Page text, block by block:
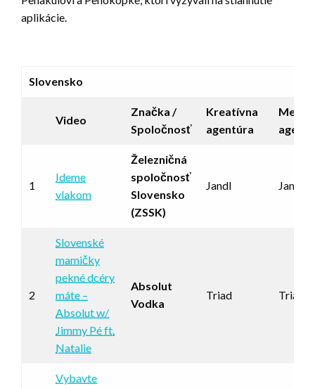
aplikácie.
Slovensko
Video
Značka /
Spoločnosť
Kreatívna
agentúra
1
Ideme
vlakom
Železničná
spoločnosť
Slovensko
(ZSSK)
Jandl Jandl
2
Slovenské
mamičky
pekné dcéry
máte –
Absolut w/
Jimmy Pé ft.
Natalie
Absolut
Vodka
Triad Triad
Vybavte